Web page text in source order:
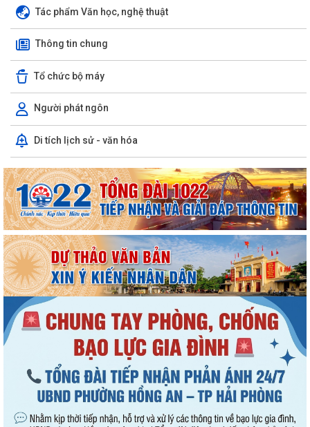
Tác phẩm Văn học, nghệ thuật
Thông tin chung
Tổ chức bộ máy
Người phát ngôn
Di tích lịch sử - văn hóa